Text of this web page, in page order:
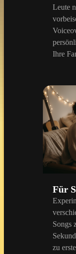
Leute
Ihre
Für
Songs
zu